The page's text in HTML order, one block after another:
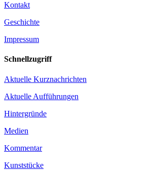
Kontakt
Geschichte
Impressum
Schnellzugriff
Aktuelle Kurznachrichten
Aktuelle Aufführungen
Hintergründe
Medien
Kommentar
Kunststücke